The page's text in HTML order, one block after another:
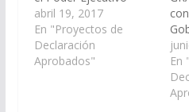
Provincial, a través del
organismo que
corresponda, arbitre
las medidas necesarias
abril 19, 2017
En "Proyectos de
Declaración
Aprobados"
En